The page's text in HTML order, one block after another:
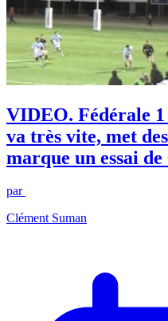
VIDEO. Fédérale
va très vite, met
marque un essai
par
Clément Suman